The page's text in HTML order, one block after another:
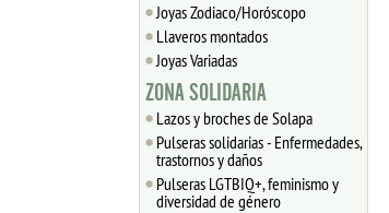
Joyas Zodiaco/Horóscopo
Llaveros montados
Joyas Variadas
ZONA SOLIDARIA
Lazos y broches de Solapa
Pulseras solidarias - Enfermedades,
trastornos y daños
Pulseras LGTBIQ+, feminismo y
diversidad de género